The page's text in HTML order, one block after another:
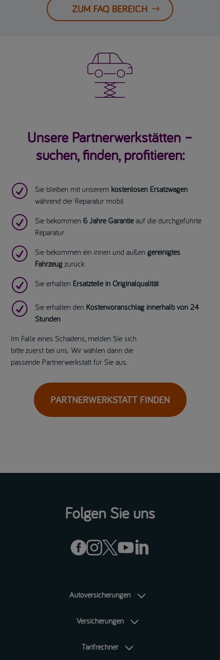
ZUM FAQ BEREICH

Unsere Partnerwerkstätten –
suchen, finden, profitieren:
R Sie bleiben mit unserem kostenlosen Ersatzwagen
während der Reparatur mobil
R Sie bekommen 6 Jahre Garantieauf die durchgeführte
Reparatur
R Sie bekommen ein innen und außen gereinigtes
Fahrzeugzurück
R Sie erhalten Ersatzteile in Originalqualität
R Sie erhalten den Kostenvoranschlag innerhalb von 24
Stunden
Im Falle eines Schadens, melden Sie sich
bitte zuerst bei uns. Wir wählen dann die
passende Partnerwerkstatt für Sie aus.
PARTNERWERKSTATT FINDEN
Folgen Sie uns

Autoversicherungen
Versicherungen
Tarifrechner